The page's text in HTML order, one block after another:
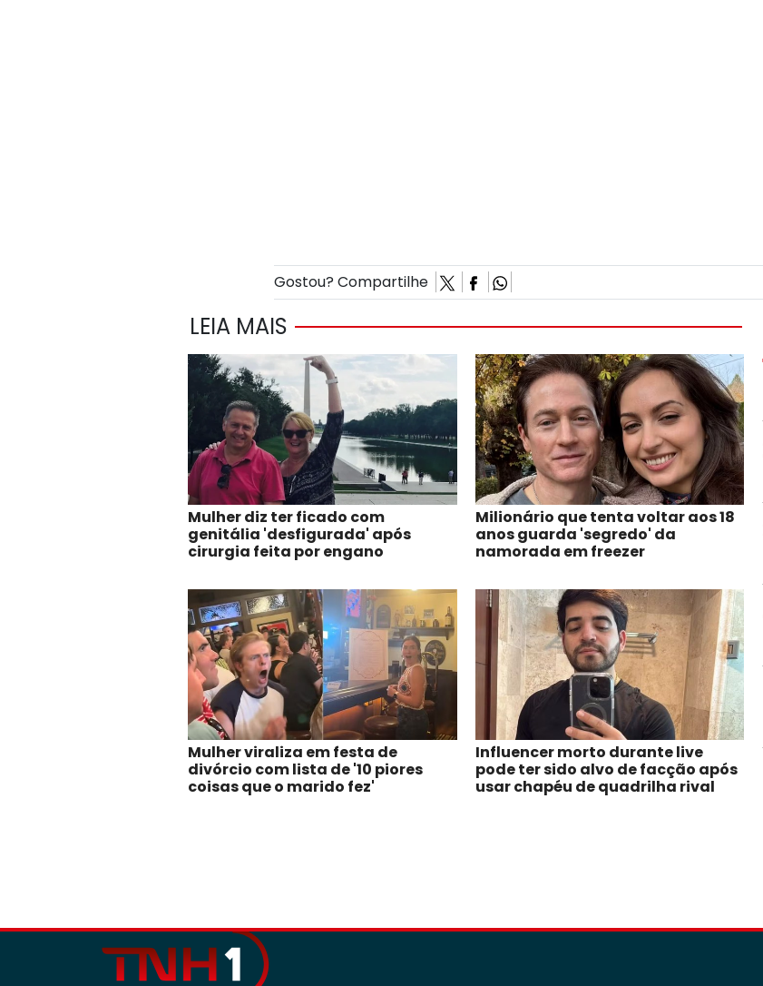
Gostou? Compartilhe
LEIA MAIS
Mulher diz ter ficado com
genitália 'desfigurada' após
cirurgia feita por engano
Milionário que tenta voltar aos 18
anos guarda 'segredo' da
namorada em freezer
Mulher viraliza em festa de
divórcio com lista de '10 piores
coisas que o marido fez'
Influencer morto durante live
pode ter sido alvo de facção após
usar chapéu de quadrilha rival